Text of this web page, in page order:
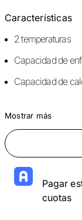
Características
2 temperaturas
Capacidad de
Capacidad de
Mostrar más
Pagar
cuotas